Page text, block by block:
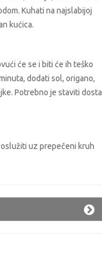
Kuhati na najslabijoj
kućica.
će se i biti će ih teško
dodati sol, origano,
Potrebno je staviti dosta
uz prepečeni kruh